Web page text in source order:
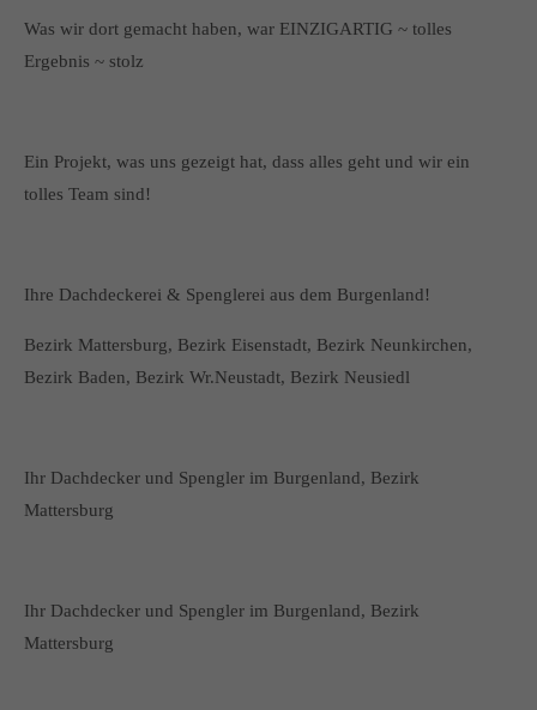
Was wir dort gemacht haben, war EINZIGARTIG ~ tolles
Ergebnis ~ stolz
Ein Projekt, was uns gezeigt hat, dass alles geht und wir ein
tolles Team sind!
Ihre Dachdeckerei & Spenglerei aus dem Burgenland!
Bezirk Mattersburg, Bezirk Eisenstadt, Bezirk Neunkirchen,
Bezirk Baden, Bezirk Wr.Neustadt, Bezirk Neusiedl
Ihr Dachdecker und Spengler im Burgenland, Bezirk
Mattersburg
Ihr Dachdecker und Spengler im Burgenland, Bezirk
Mattersburg